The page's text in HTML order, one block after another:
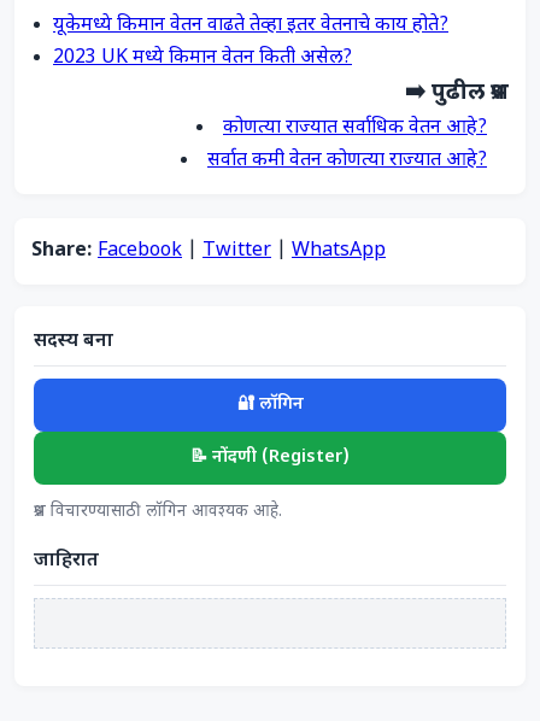
यूकेमध्ये किमान वेतन वाढते तेव्हा इतर वेतनाचे काय होते?
2023 UK मध्ये किमान वेतन किती असेल?
➡️ पुढील प्रश्न
कोणत्या राज्यात सर्वाधिक वेतन आहे?
सर्वात कमी वेतन कोणत्या राज्यात आहे?
Share: Facebook Twitter WhatsApp
सदस्य बना
🔐 लॉगिन
📝 नोंदणी (Register)
प्रश्न विचारण्यासाठी लॉगिन आवश्यक आहे.
जाहिरात